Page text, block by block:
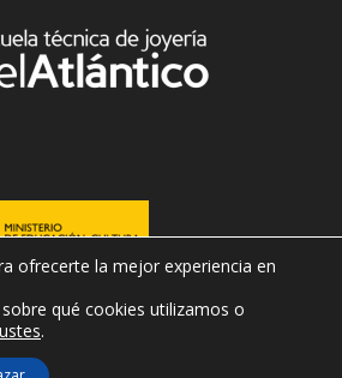
nueva
pestaña
ofrecerte la mejor experiencia en
qué cookies utilizamos o
.